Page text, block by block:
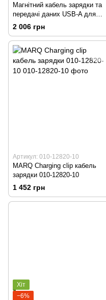
Магнітний кабель зарядки та
передачі даних USB-A для
MARQ (Gen 2) 010-13225-13
2 006 грн
Артикул: 010-12820-10
MARQ Charging clip кабель
зарядки 010-12820-10
1 452 грн
Хіт
−6%